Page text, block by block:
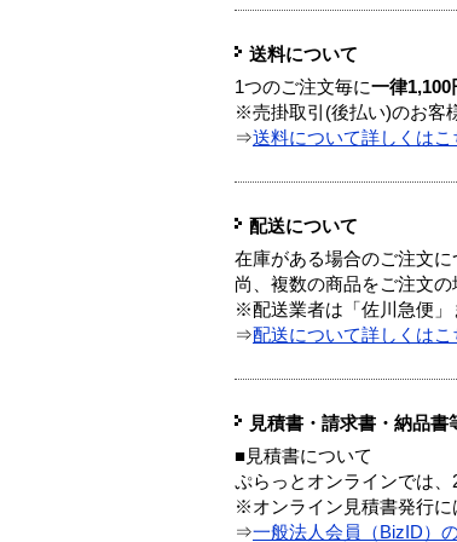
送料について
1つのご注文毎に一律1,100
※売掛取引(後払い)のお客
⇒送料について詳しくはこ
配送について
在庫がある場合のご注文
尚、複数の商品をご注文
※配送業者は「佐川急便」
⇒配送について詳しくはこ
見積書・請求書・納品書
■見積書について
ぷらっとオンラインでは
※オンライン見積書発行に
⇒一般法人会員（BizID）